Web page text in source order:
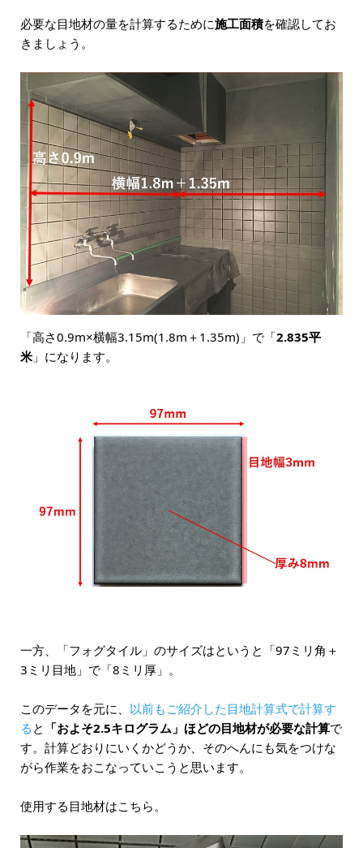
必要な目地材の量を計算するために施工面積を確認してお
きましょう。
「高さ0.9m×横幅3.15m(1.8m＋1.35m)」で「2.835平
米」になります。
一方、「フォグタイル」のサイズはというと「97ミリ角＋
3ミリ目地」で「8ミリ厚」。
このデータを元に、 以前もご紹介した目地計算式で計算す
る と 「およそ2.5キログラム」ほどの目地材が必要な計算で
す。計算どおりにいくかどうか、そのへんにも気をつけな
がら作業をおこなっていこうと思います。
使用する目地材はこちら。